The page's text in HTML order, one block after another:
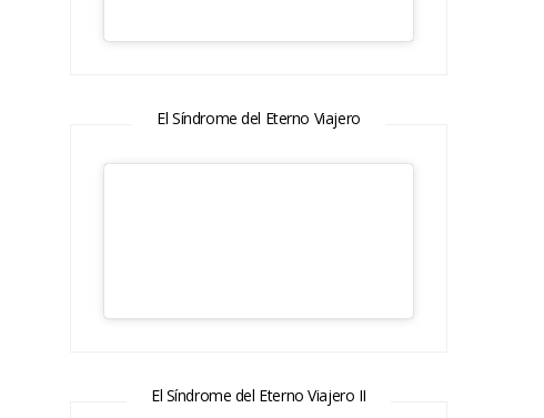
El Síndrome del Eterno Viajero
El Síndrome del Eterno Viajero II